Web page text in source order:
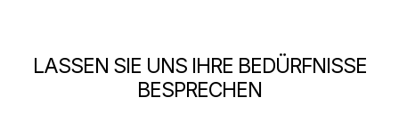
LASSEN SIE UNS IHRE BEDÜRFNISSE
BESPRECHEN